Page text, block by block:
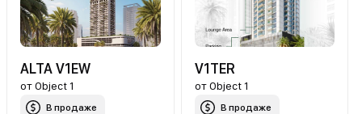
ALTA V1EW
отObject 1
В продаже
V1TER
от Object 1
В продаже